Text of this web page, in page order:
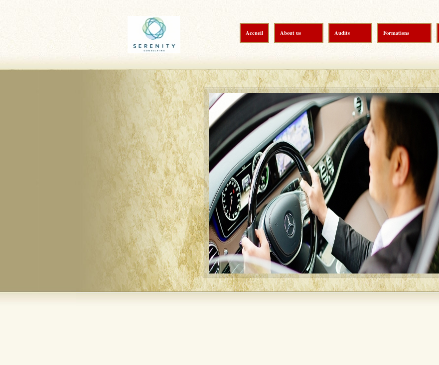
Accueil About us Audits Formations